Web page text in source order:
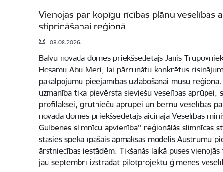
Vienojas par kopīgu rīcības plānu veselības
stiprināšanai reģionā
03.08.2026.
Balvu novada domes priekšsēdētājs Jānis
Hosamu Abu Meri, lai pārrunātu konkrētus
pakalpojumu pieejamības uzlabošanai mūsu reģionā.
uzmanība tika pievērsta sieviešu veselības aprūpei,
profilaksei, grūtnieču aprūpei un bērnu veselības
novada domes priekšsēdētājs aicināja Veselības
Gulbenes slimnīcu apvienība'' reģionālās slimnīcas
stāsies spēkā īpašais apmaksas modelis Austrumu
ārstniecības iestādēm. Tikšanās laikā puses
jau septembrī izstrādāt pilotprojektu ģimenes